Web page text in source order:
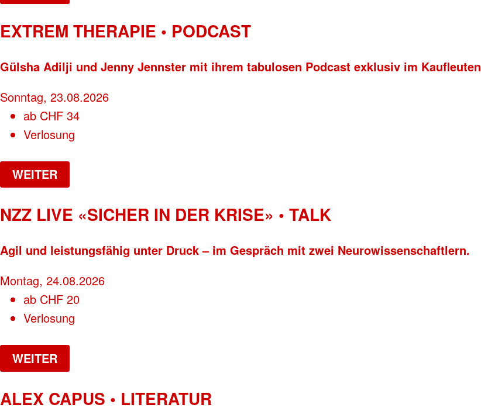
EXTREM THERAPIE • PODCAST
Gülsha Adilji und Jenny Jennster mit ihrem tabulosen Podcast exklusiv im Kaufleuten
Sonntag, 23.08.2026
ab CHF 34
Verlosung
WEITER
NZZ LIVE «SICHER IN DER KRISE» • TALK
Agil und leistungsfähig unter Druck – im Gespräch mit zwei Neurowissenschaftlern.
Montag, 24.08.2026
ab CHF 20
Verlosung
WEITER
ALEX CAPUS • LITERATUR